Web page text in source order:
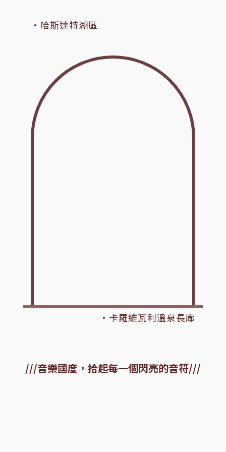
·哈斯達特湖區
·卡羅維瓦利溫泉長廊
音樂國度，拾起每一個閃亮的音符